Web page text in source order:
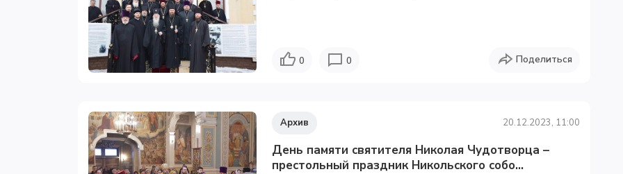
0 0 Поделиться
Архив 20.12.2023, 11:00
День памяти святителя Николая Чудотворца –
престольный праздник Никольского собо...